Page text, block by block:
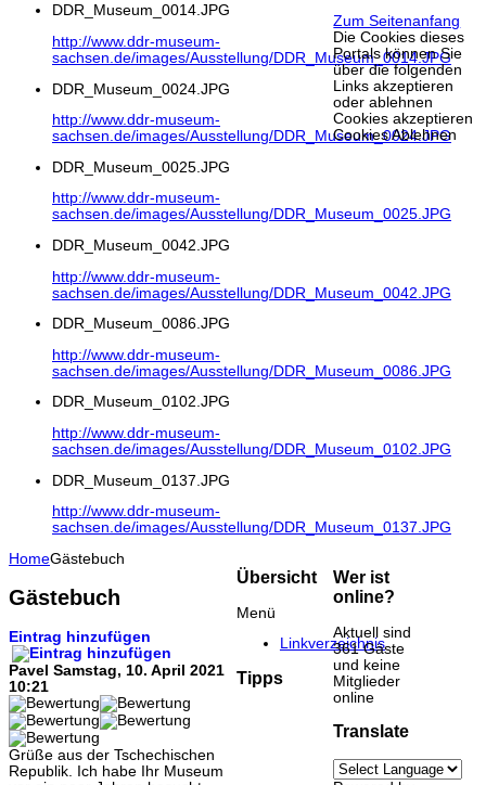
DDR_Museum_0014.JPG
http://www.ddr-museum-
sachsen.de/images/Ausstellung/DDR_Museum_0014.JPG
DDR_Museum_0024.JPG
http://www.ddr-museum-
sachsen.de/images/Ausstellung/DDR_Museum_0024.JPG
DDR_Museum_0025.JPG
http://www.ddr-museum-
sachsen.de/images/Ausstellung/DDR_Museum_0025.JPG
DDR_Museum_0042.JPG
http://www.ddr-museum-
sachsen.de/images/Ausstellung/DDR_Museum_0042.JPG
DDR_Museum_0086.JPG
http://www.ddr-museum-
sachsen.de/images/Ausstellung/DDR_Museum_0086.JPG
DDR_Museum_0102.JPG
http://www.ddr-museum-
sachsen.de/images/Ausstellung/DDR_Museum_0102.JPG
DDR_Museum_0137.JPG
http://www.ddr-museum-
sachsen.de/images/Ausstellung/DDR_Museum_0137.JPG
HomeGästebuch
Gästebuch
Eintrag hinzufügen
Pavel Samstag, 10. April 2021
10:21
Grüße aus der Tschechischen
Republik. Ich habe Ihr Museum
Übersicht
Menü
Linkverzeichnis
Tipps
Wer ist
online?
Aktuell sind
361 Gäste
und keine
Mitglieder
online
Translate
Zum Seitenanfang
Die Cookies dieses
Portals können Sie
über die folgenden
Links akzeptieren
oder ablehnen
Cookies akzeptieren
Cookies Ablehnen